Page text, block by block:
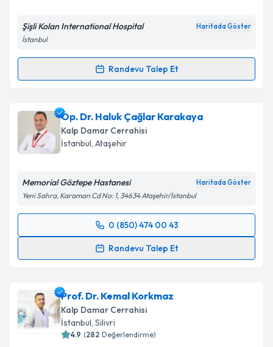
Şişli Kolan International Hospital Haritada Göster
İstanbul
Randevu Talep Et
Randevu Takvimi Talebi
Doç. Dr. Mehmet Ali Yeşiltaşiçin randevu takvimi
talebi oluşturun. Size bu uzmandan randevu almanız
için bir takvim hazırlandığında e-posta ile
bilgilendireceğiz.
Kişisel verilerimin işlenmesine ilişkinAydınlatma
'ni okudum ve kişisel verilerimin belirtilen
kapsamda işlenmesini kabul ediyorum.
Takvim Talebini Gönder
Op. Dr. Haluk Çağlar Karakaya
Kalp Damar Cerrahisi
İstanbul, Ataşehir
Memorial Göztepe Hastanesi Haritada Göster
Yeni Sahra, Karaman Cd No: 1, 34634 Ataşehir/İstanbul
0 (850) 474 00 43
Randevu Talep Et
Randevu Takvimi Talebi
için bir takvim hazırlandığında e-posta ile
bilgilendireceğiz.
E-posta Adresiniz
Prof. Dr. Kemal Korkmaz
Kalp Damar Cerrahisi
İstanbul, Silivri
4.9 (282 Değerlendirme)